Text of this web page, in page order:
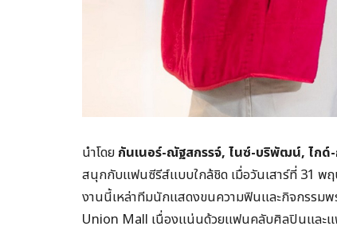
นำโดย กันเนอร์-ณัฐสกรรจ์, ไนซ์-บริพัฒน์, ไกด์
สนุกกับแฟนซีรีส์แบบใกล้ชิด เมื่อวันเสาร์ที่ 31
งานนี้เหล่าทีมนักแสดงขนความฟินและกิจกรรม
Union Mall เนื่องแน่นด้วยแฟนคลับศิลปินและแ